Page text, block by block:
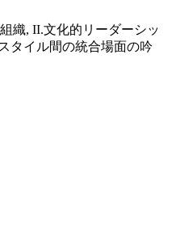
織, II.文化的リーダーシッ
タイル間の統合場面の吟